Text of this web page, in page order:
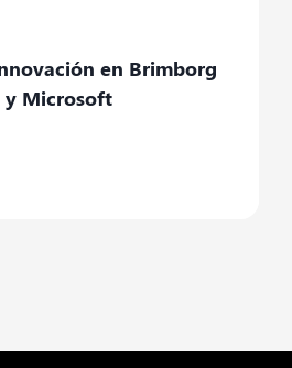
en Brimborg
y Microsoft